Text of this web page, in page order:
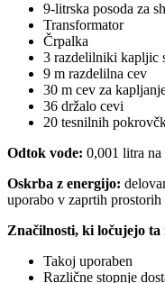
9-litrska posoda za
Transformator
Črpalka
3 razdelilniki kapljic
9 m razdelilna cev
30 m cev za
36 držalo cevi
20 tesnilnih
Odtok vode: 0,001 litra na
Oskrba z energijo:
uporabo v zaprtih prostorih
Značilnosti, ki ločujejo ta
Takoj uporaben
Različne stopnje